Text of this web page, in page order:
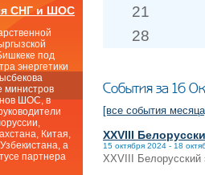
21
28
События за 16
[все события
XXVIII
15 октября 2024 - 18
XXVIII Белорусский
СНГ и ШОС
под
энергетики
министров
ШОС, в
Китая,
а
партнера